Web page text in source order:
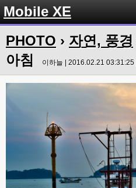
Mobile XE
PHOTO › 자연, 풍경
아침
이하늘 | 2016.02.21 03:31:25 |